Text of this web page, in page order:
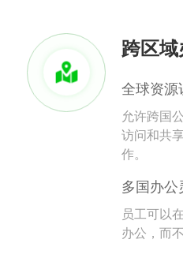
跨区
全球资源
允许跨国
访问和共
作。
多国办公
员工可以
办公，而